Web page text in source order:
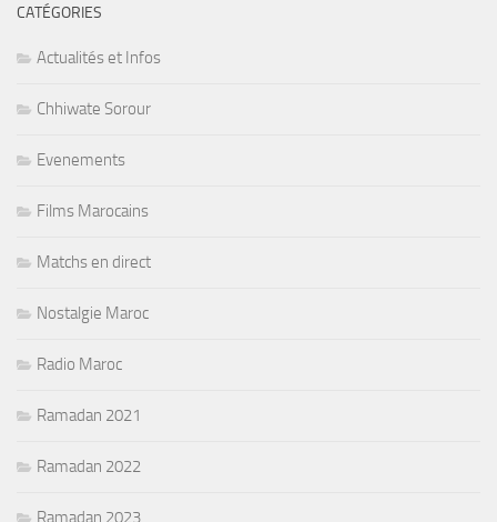
CATÉGORIES
Actualités et Infos
Chhiwate Sorour
Evenements
Films Marocains
Matchs en direct
Nostalgie Maroc
Radio Maroc
Ramadan 2021
Ramadan 2022
Ramadan 2023